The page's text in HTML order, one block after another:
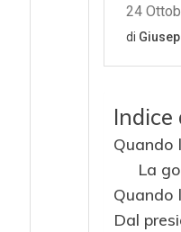
Quando
La
Quando
Dal